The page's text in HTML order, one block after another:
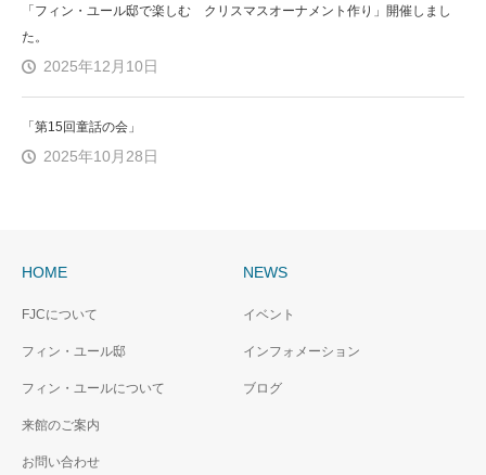
「フィン・ユール邸で楽しむ クリスマスオーナメント作り」開催しまし
た。
2025年12月10日
「第15回童話の会」
2025年10月28日
HOME
FJCについて
フィン・ユール邸
フィン・ユールについて
来館のご案内
お問い合わせ
NEWS
イベント
インフォメーション
ブログ